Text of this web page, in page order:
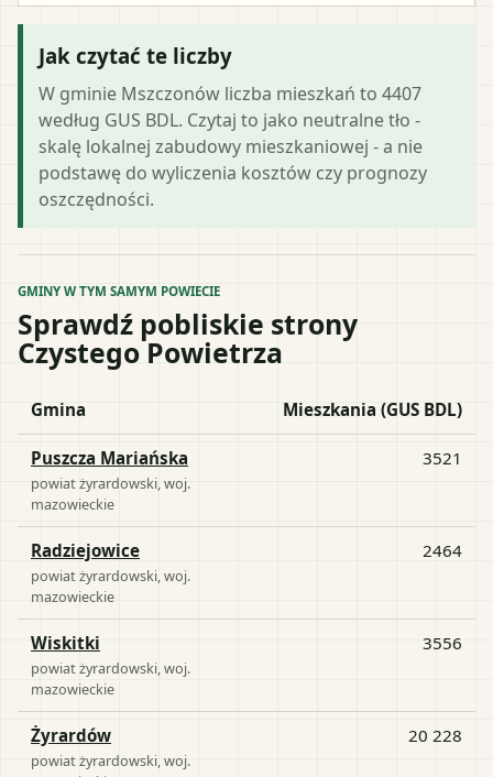
Jak czytać te liczby
W gminie Mszczonów liczba mieszkań to 4407
według GUS BDL. Czytaj to jako neutralne tło -
skalę lokalnej zabudowy mieszkaniowej - a nie
podstawę do wyliczenia kosztów czy prognozy
oszczędności.
GMINY W TYM SAMYM POWIECIE
Sprawdź pobliskie strony
Czystego Powietrza
Gmina Mieszkania (GUS BDL)
Puszcza Mariańska
powiatżyrardowski , woj.
mazowieckie
3521
Radziejowice
powiatżyrardowski , woj.
mazowieckie
2464
Wiskitki
powiatżyrardowski , woj.
mazowieckie
3556
Żyrardów
powiatżyrardowski , woj.
20 228